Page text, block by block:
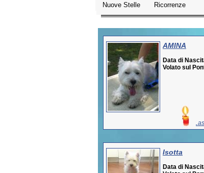
Nuove Stelle Ricorrenze
AMINA
Data di
Volato sul
Isotta
Data di